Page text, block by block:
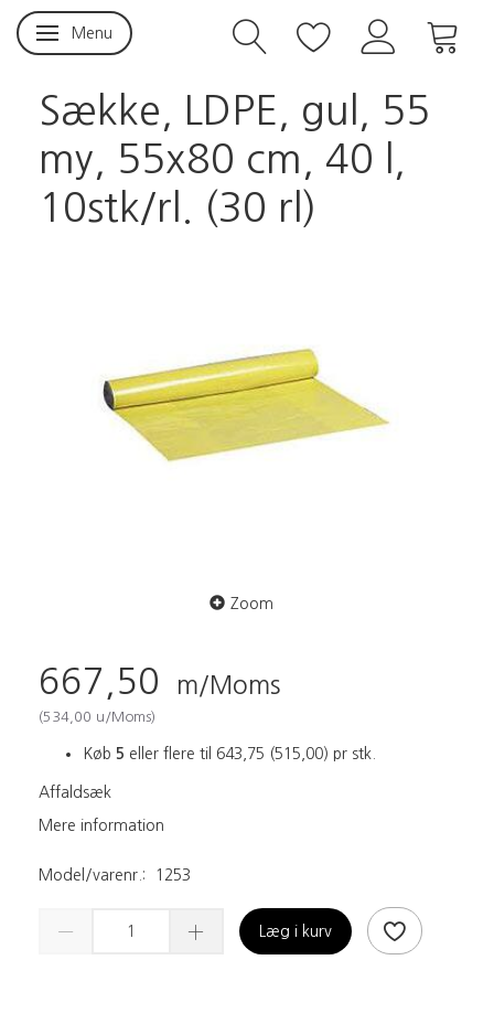
Skifte navigation
Menu
Sække, LDPE, gul, 55
my, 55x80 cm, 40 l,
10stk/rl. (30 rl)
Zoom
667,50 m/Moms
(534,00 u/Moms)
Køb 5 eller flere til 643,75 (515,00) pr stk.
Affaldsæk
Mere information
Model/varenr.: 1253
Læg i kurv